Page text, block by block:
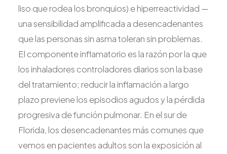
liso que rodea los bronquios) e hiperreactividad —
una sensibilidad amplificada a desencadenantes
que las personas sin asma toleran sin problemas.
El componente inflamatorio es la razón por la que
los inhaladores controladores diarios son la base
del tratamiento; reducir la inflamación a largo
plazo previene los episodios agudos y la pérdida
progresiva de función pulmonar. En el sur de
Florida, los desencadenantes más comunes que
vemos en pacientes adultos son la exposición al